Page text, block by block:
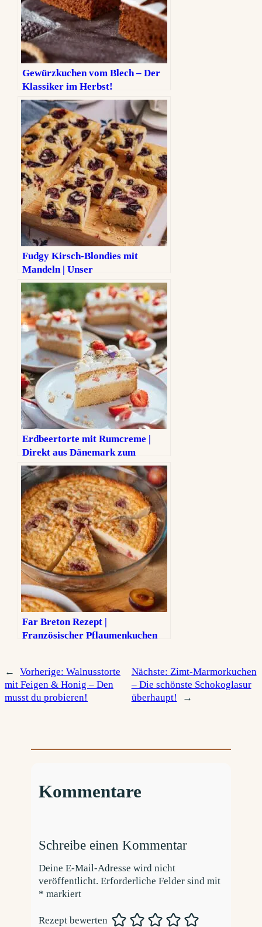
Gewürzkuchen vom Blech – Der
Klassiker im Herbst!
Fudgy Kirsch-Blondies mit
Mandeln | Unser
unwiderstehliches Rezept
Erdbeertorte mit Rumcreme |
Direkt aus Dänemark zum
Muttertag!
Far Breton Rezept |
Französischer Pflaumenkuchen
← Vorherige: Walnusstorte
mit Feigen & Honig – Den
musst du probieren!
Nächste: Zimt-Marmorkuchen
– Die schönste Schokoglasur
überhaupt!
→
Kommentare
Schreibe einen Kommentar
Deine E-Mail-Adresse wird nicht
veröffentlicht. Erforderliche Felder sind mit
* markiert
Rezept bewerten